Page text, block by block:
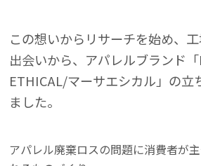
この想いからリサーチを始め、
出会いから、アパレルブランド
ETHICAL/マーサエシカル」の立
ました。
アパレル廃棄ロスの問題に消費者が